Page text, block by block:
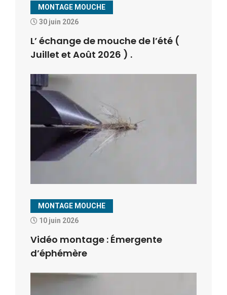
MONTAGE MOUCHE
30 juin 2026
L’ échange de mouche de l’été (
Juillet et Août 2026 ) .
MONTAGE MOUCHE
10 juin 2026
Vidéo montage : Émergente
d’éphémère